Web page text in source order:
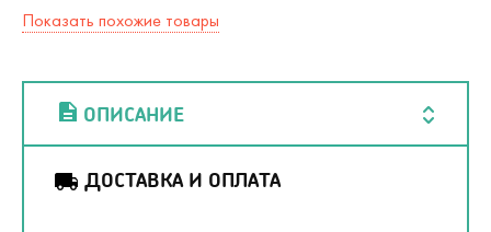
Показать похожие товары
ОПИСАНИЕ
ДОСТАВКА И ОПЛАТА